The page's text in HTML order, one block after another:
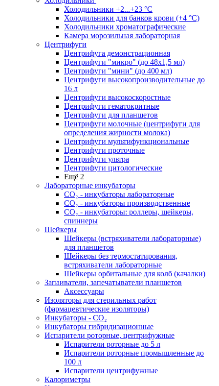
Холодильники +2...+23 °С
Холодильники для банков крови (+4 °С)
Холодильники хроматографические
Камера морозильная лабораторная
Центрифуги
Центрифуга демонстрационная
Центрифуги "микро" (до 48x1,5 мл)
Центрифуги "мини" (до 400 мл)
Центрифуги высокопроизводительные до
16 л
Центрифуги высокоскоростные
Центрифуги гематокритные
Центрифуги для планшетов
Центрифуги молочные (центрифуги для
определения жирности молока)
Центрифуги мультифункциональные
Центрифуги проточные
Центрифуги ультра
Центрифуги цитологические
Ещё 2
Лабораторные инкубаторы
СО₂ - инкубаторы лабораторные
СО₂ - инкубаторы производственные
СО₂ - инкубаторы: роллеры, шейкеры,
спиннеры
Шейкеры
Шейкеры (встряхиватели лабораторные)
для планшетов
Шейкеры без термостатирования,
встряхиватели лабораторные
Шейкеры орбитальные для колб (качалки)
Запаиватели, запечатыватели планшетов
Аксессуары
Изоляторы для стерильных работ
(фармацевтические изоляторы)
Инкубаторы - CO₂
Инкубаторы гибридизационные
Испарители роторные, центрифужные
Испарители роторные до 5 л
Испарители роторные промышленные до
100 л
Испарители центрифужные
Калориметры